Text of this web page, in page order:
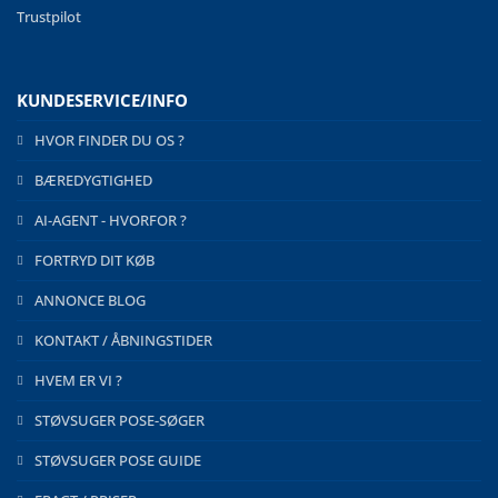
Trustpilot
KUNDESERVICE/INFO
HVOR FINDER DU OS ?
BÆREDYGTIGHED
AI-AGENT - HVORFOR ?
FORTRYD DIT KØB
ANNONCE BLOG
KONTAKT / ÅBNINGSTIDER
HVEM ER VI ?
STØVSUGER POSE-SØGER
STØVSUGER POSE GUIDE